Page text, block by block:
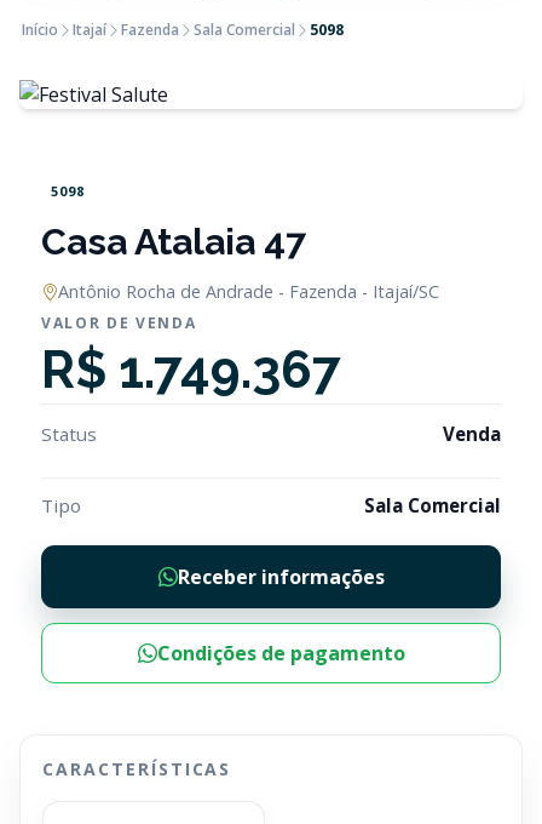
Início Itajaí Fazenda Sala Comercial 5098
5098
Casa Atalaia 47
Antônio Rocha de Andrade - Fazenda - Itajaí/SC
VALOR DE VENDA
R$ 1.749.367
Status Venda
Tipo Sala Comercial
Receber informações
Condições de pagamento
CARACTERÍSTICAS